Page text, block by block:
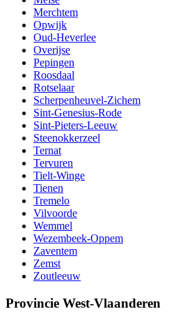
Merchtem
Opwijk
Oud-Heverlee
Overijse
Pepingen
Roosdaal
Rotselaar
Scherpenheuvel-Zichem
Sint-Genesius-Rode
Sint-Pieters-Leeuw
Steenokkerzeel
Ternat
Tervuren
Tielt-Winge
Tienen
Tremelo
Vilvoorde
Wemmel
Wezembeek-Oppem
Zaventem
Zemst
Zoutleeuw
Provincie West-Vlaanderen